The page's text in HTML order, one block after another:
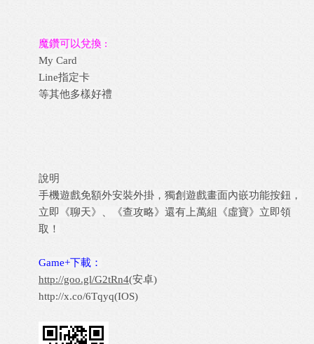
魔鑽可以兌換 :
My Card
Line指定卡
等其他多樣好禮
說明
手機遊戲免額外安裝外掛，獨創遊戲畫面內嵌功能按鈕，
立即《聊天》、《查攻略》還有上萬組《虛寶》立即領
取！
Game+下載：
http://goo.gl/G2tRn4(安卓)
http://x.co/6Tqyq(IOS)